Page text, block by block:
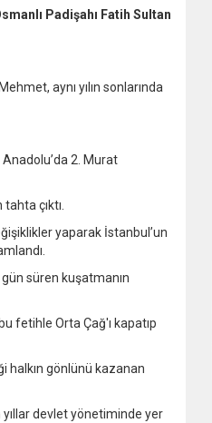
Padişahı Fatih Sultan
aynı yılın sonlarında
Anadolu’da 2. Murat
çıktı.
yaparak İstanbul’un
süren kuşatmanın
fetihle Orta Çağ'ı kapatıp
halkın gönlünü kazanan
devlet yönetiminde yer